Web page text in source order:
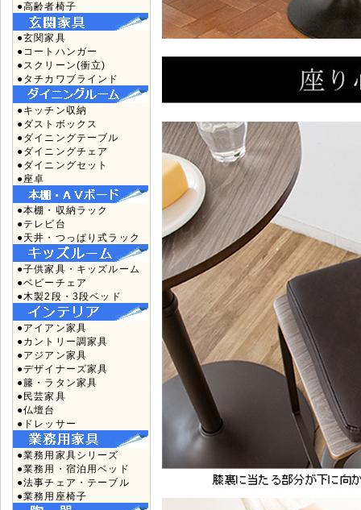
●高齢者椅子
●玄関家具
●コートハンガー
●スクリーン(衝立)
●タチカワブラインド
●キッチン収納
●ダストボックス
●ダイニングテーブル
●ダイニングチェア
●ダイニングセット
●座卓
●本棚・収納ラック
●テレビ台
●天井・つっぱり式ラック
●子供家具・キッズルーム
●ベビーチェア
●木製2段・3段ベッド
●アイアン家具
●カントリー調家具
●アジアン家具
●デザイナーズ家具
●籐・ラタン家具
●民芸家具
●仏壇台
●ドレッサー
●業務用家具シリーズ
●業務用・宿泊用ベッド
●法事チェア・テーブル
●業務用座椅子